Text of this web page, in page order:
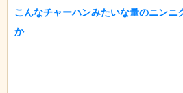
こんなチャーハンみたいな量のニンニ
か